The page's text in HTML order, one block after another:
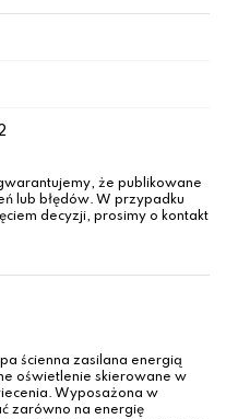
że publikowane
lub błędów. W przypadku
decyzji, prosimy o kontakt
ścienna zasilana energią
oświetlenie skierowane w
Wyposażona w
zarówno na energię